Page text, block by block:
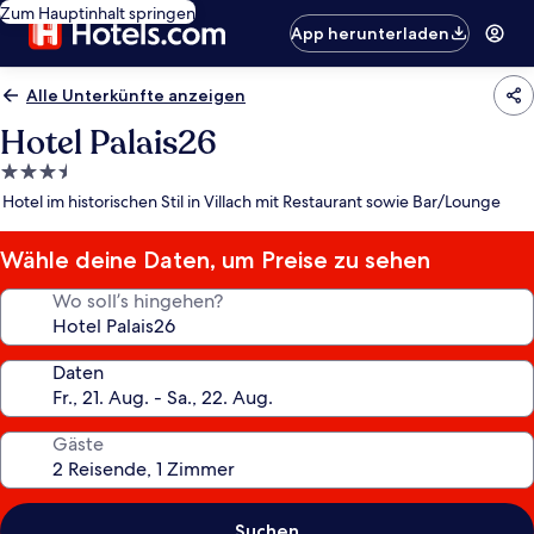
Zum Hauptinhalt springen
App herunterladen
Alle Unterkünfte anzeigen
Hotel Palais26
3.5-
Sterne-
Hotel im historischen Stil in Villach mit Restaurant sowie Bar/Lounge
Wähle deine Daten, um Preise zu sehen
Wo soll’s hingehen?
Daten
Gäste